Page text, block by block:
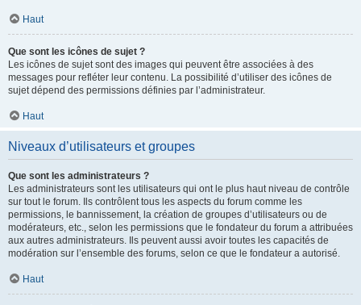
Haut
Que sont les icônes de sujet ?
Les icônes de sujet sont des images qui peuvent être associées à des
messages pour refléter leur contenu. La possibilité d’utiliser des icônes de
sujet dépend des permissions définies par l’administrateur.
Haut
Niveaux d’utilisateurs et groupes
Que sont les administrateurs ?
Les administrateurs sont les utilisateurs qui ont le plus haut niveau de contrôle
sur tout le forum. Ils contrôlent tous les aspects du forum comme les
permissions, le bannissement, la création de groupes d’utilisateurs ou de
modérateurs, etc., selon les permissions que le fondateur du forum a attribuées
aux autres administrateurs. Ils peuvent aussi avoir toutes les capacités de
modération sur l’ensemble des forums, selon ce que le fondateur a autorisé.
Haut